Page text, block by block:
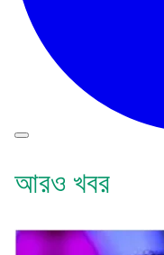
আরও খবর